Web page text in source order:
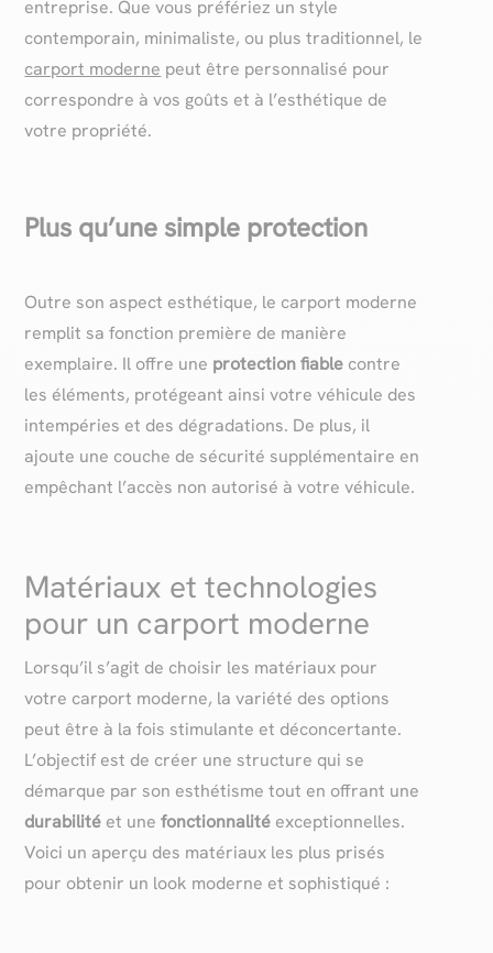
entreprise. Que vous préfériez un style
contemporain, minimaliste, ou plus traditionnel, le
carport moderne peut être personnalisé pour
correspondre à vos goûts et à l’esthétique de
votre propriété.
Plus qu’une simple protection
Outre son aspect esthétique, le carport moderne
remplit sa fonction première de manière
exemplaire. Il offre une protection fiable contre
les éléments, protégeant ainsi votre véhicule des
intempéries et des dégradations. De plus, il
ajoute une couche de sécurité supplémentaire en
empêchant l’accès non autorisé à votre véhicule.
Matériaux et technologies
pour un carport moderne
Lorsqu’il s’agit de choisir les matériaux pour
votre carport moderne, la variété des options
peut être à la fois stimulante et déconcertante.
L’objectif est de créer une structure qui se
démarque par son esthétisme tout en offrant une
durabilité et unefonctionnalité exceptionnelles.
Voici un aperçu des matériaux les plus prisés
pour obtenir un look moderne et sophistiqué :